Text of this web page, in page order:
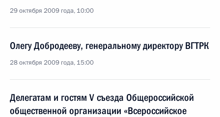
29 октября 2009 года, 10:00
Олегу Добродееву, генеральному директору ВГТРК
28 октября 2009 года, 15:00
Делегатам и гостям V съезда Общероссийской
общественной организации «Всероссийское